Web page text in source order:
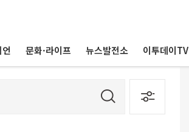
문화·라이프 뉴스발전소 이투데이TV